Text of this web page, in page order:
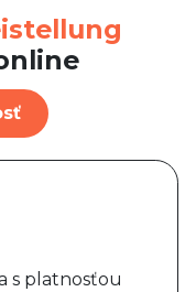
s platnosťou